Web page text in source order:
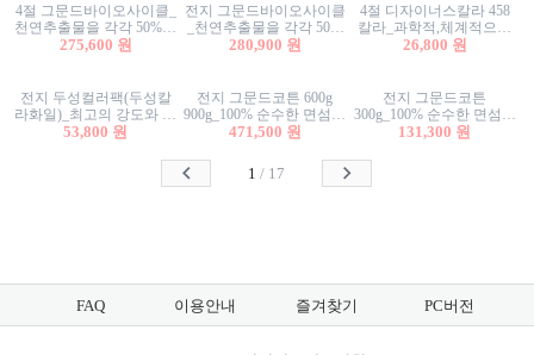
4절 그문드바이오사이클_
천연추출물을 각각 50%이
상 함유한 친환경그래픽
275,600 원
전지 그문드바이오사이클
_천연추출물을 각각 50%
이상 함유한 친환경그래
280,900 원
4절 디자이너스칼라 458
칼라_과학적,체계적으로
분류된 200색을 갖춘 색지
26,800 원
전지 두성컬러팩(두성칼
라화일)_최고의 강도와 평
활성을 지닌 다양한 컬러
53,800 원
전지 그문드코튼 600g
900g_100% 순수한 면섬유
로 만든 친환경프리미엄
471,500 원
전지 그문드코튼
300g_100% 순수한 면섬유
로 만든 친환경프리미엄
131,300 원
1 / 17
FAQ 이용안내 즐겨찾기 PC버전